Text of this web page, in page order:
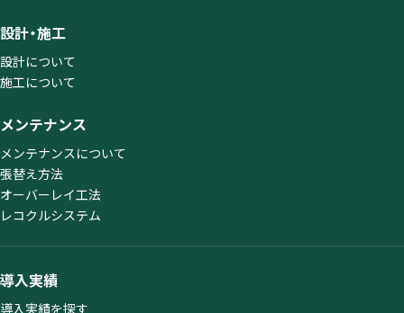
設計・施工
設計について
施工について
メンテナンス
メンテナンスについて
張替え方法
オーバーレイ工法
レコクルシステム
導入実績
導入実績を探す